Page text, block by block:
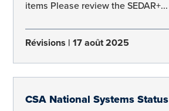
items Please review the SEDAR+...
Révisions 17 août 2025
CSA National Systems Status